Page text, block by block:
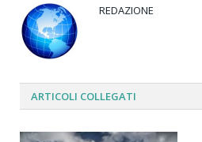
REDAZIONE
ARTICOLI COLLEGATI